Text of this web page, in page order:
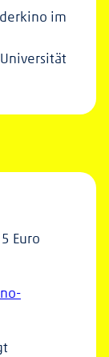
im
Euro